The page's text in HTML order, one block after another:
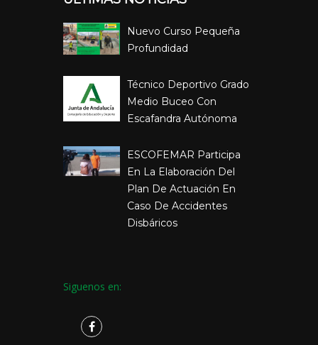
Nuevo Curso Pequeña
Profundidad
Técnico Deportivo Grado
Medio Buceo Con
Escafandra Autónoma
ESCOFEMAR Participa
En La Elaboración Del
Plan De Actuación En
Caso De Accidentes
Disbáricos
Siguenos en: